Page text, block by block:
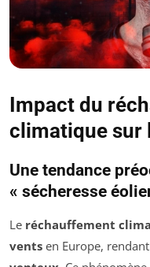
Impact du
climatique sur
Une tendance
« sécheresse
Le réchauffement
vents en Europe,